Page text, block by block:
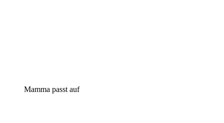
Mamma passt auf